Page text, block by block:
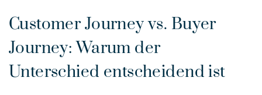
Customer Journey vs. Buyer
Journey: Warum der
Unterschied entscheidend ist